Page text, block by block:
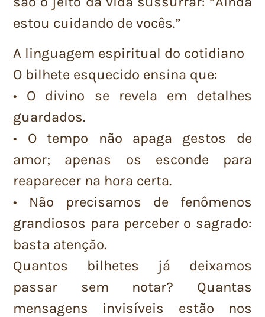
estou cuidando de vocês.”
A linguagem espiritual do cotidiano
O bilhete esquecido ensina que:
• O divino se revela em detalhes
guardados.
• O tempo não apaga gestos de
amor; apenas os esconde para
reaparecer na hora certa.
• Não precisamos de fenômenos
grandiosos para perceber o sagrado:
basta atenção.
Quantos bilhetes já deixamos
passar sem notar? Quantas
mensagens invisíveis estão nos